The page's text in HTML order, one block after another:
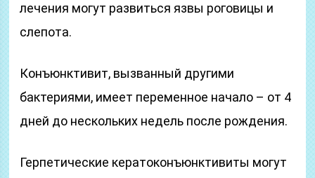
лечения могут развиться язвы роговицы и
слепота.
Конъюнктивит, вызванный другими
бактериями, имеет переменное начало – от 4
дней до нескольких недель после рождения.
Герпетические кератоконъюнктивиты могут